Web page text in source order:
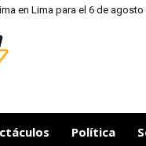
en Lima para el 6 de agosto
Política